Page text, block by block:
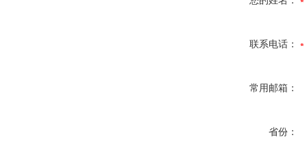
联系电话：
常用邮箱：
省份：